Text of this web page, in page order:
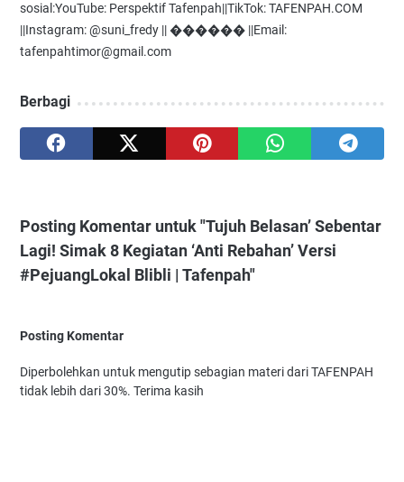
sosial:YouTube: Perspektif Tafenpah||TikTok: TAFENPAH.COM
||Instagram: @suni_fredy || ������ ||Email:
tafenpahtimor@gmail.com
Berbagi
Posting Komentar untuk "Tujuh Belasan’ Sebentar
Lagi! Simak 8 Kegiatan ‘Anti Rebahan’ Versi
#PejuangLokal Blibli | Tafenpah"
Posting Komentar
Diperbolehkan untuk mengutip sebagian materi dari TAFENPAH
tidak lebih dari 30%. Terima kasih